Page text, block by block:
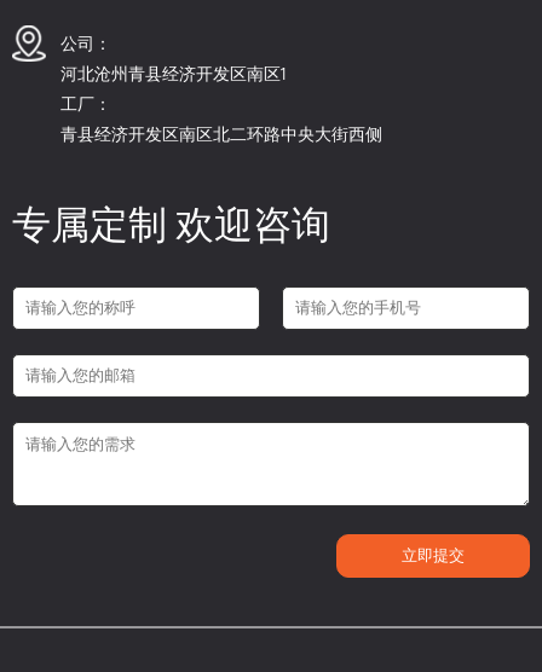
公司：
河北沧州青县经济开发区南区1
工厂：
青县经济开发区南区北二环路中央大街西侧
专属定制 欢迎咨询